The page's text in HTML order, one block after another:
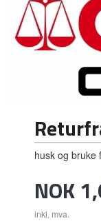
husk og bruke
Pris
NOK
inkl. mva.